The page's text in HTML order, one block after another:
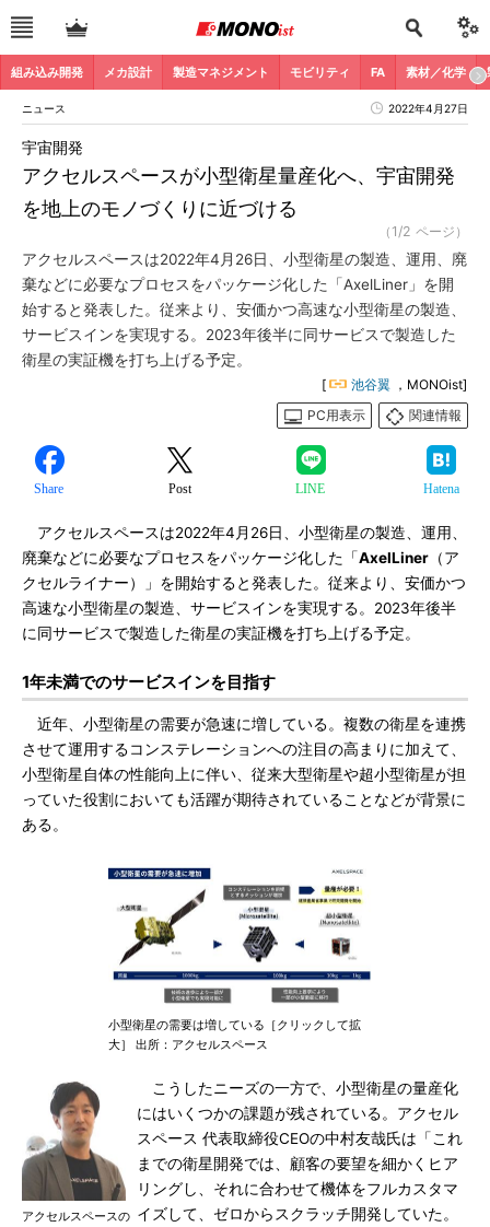
組み込み開発 メカ設計 製造マネジメント モビリティ FA 素材／化学
ニュース 2022年4月27日
アクセルスペースが小型衛星量産化へ、宇宙開発
を地上のモノづくりに近づける
宇宙開発
（1/2 ページ）
アクセルスペースは2022年4月26日、小型衛星の製造、運用、廃
棄などに必要なプロセスをパッケージ化した「AxelLiner」を開
始すると発表した。従来より、安価かつ高速な小型衛星の製造、
サービスインを実現する。2023年後半に同サービスで製造した
衛星の実証機を打ち上げる予定。
[ 池谷翼 ，MONOist]
PC用表示
関連情報
Share Post LINE Hatena
アクセルスペースは2022年4月26日、小型衛星の製造、運用、
廃棄などに必要なプロセスをパッケージ化した「AxelLiner （ア
クセルライナー）」を開始すると発表した。従来より、安価かつ
高速な小型衛星の製造、サービスインを実現する。2023年後半
に同サービスで製造した衛星の実証機を打ち上げる予定。
1年未満でのサービスインを目指す
近年、小型衛星の需要が急速に増している。複数の衛星を連携
させて運用するコンステレーションへの注目の高まりに加えて、
小型衛星自体の性能向上に伴い、従来大型衛星や超小型衛星が担
っていた役割においても活躍が期待されていることなどが背景に
ある。
小型衛星の需要は増している［クリックして拡
大］ 出所：アクセルスペース
アクセルスペースの
こうしたニーズの一方で、小型衛星の量産化
にはいくつかの課題が残されている。アクセル
スペース 代表取締役CEOの中村友哉氏は「これ
までの衛星開発では、顧客の要望を細かくヒア
リングし、それに合わせて機体をフルカスタマ
イズして、ゼロからスクラッチ開発していた。